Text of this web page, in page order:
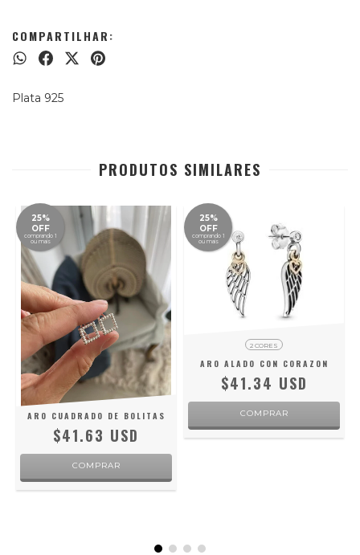
COMPARTILHAR:
Plata 925
PRODUTOS SIMILARES
25%
OFF
comprando 1
ou mais
ARO CUADRADO DE BOLITAS
$41.63 USD
COMPRAR
25%
OFF
comprando 1
ou mais
2 CORES
ARO ALADO CON CORAZON
$41.34 USD
COMPRAR